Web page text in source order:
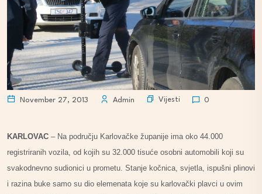
November 27, 2013 Admin Vijesti 0
KARLOVAC – Na području Karlovačke županije ima oko 44.000
registriranih vozila, od kojih su 32.000 tisuće osobni automobili koji su
svakodnevno sudionici u prometu. Stanje kočnica, svjetla, ispušni plinovi
i razina buke samo su dio elemenata koje su karlovački plavci u ovim